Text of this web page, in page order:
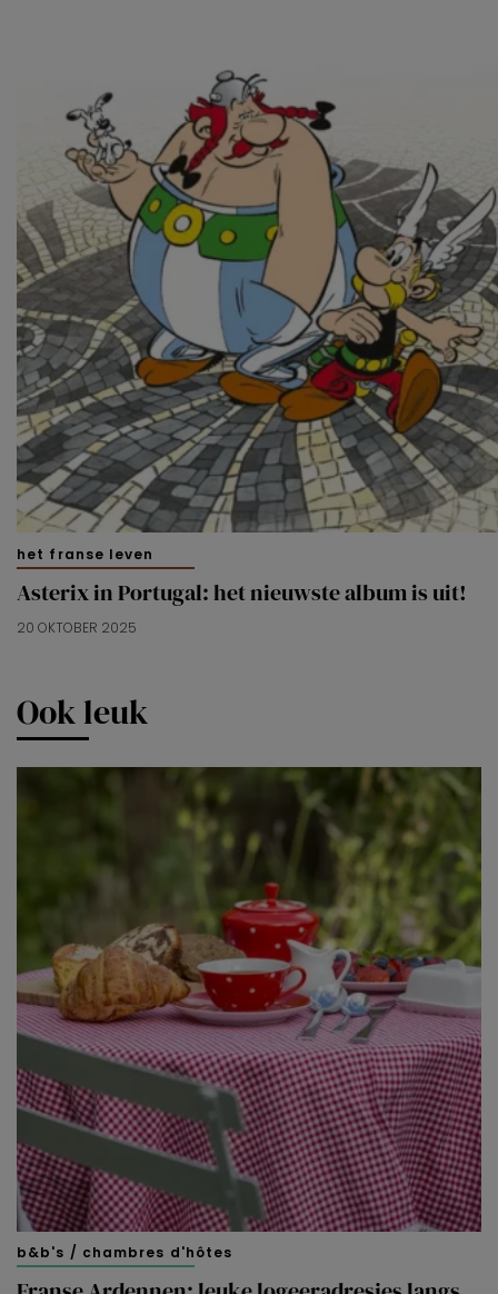
het franse leven
Asterix in Portugal: het nieuwste album is uit!
20 OKTOBER 2025
Ook leuk
b&b's / chambres d'hôtes